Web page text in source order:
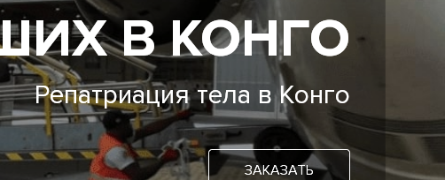
В КОНГО
Репатриация тела в Конго
ЗАКАЗАТЬ